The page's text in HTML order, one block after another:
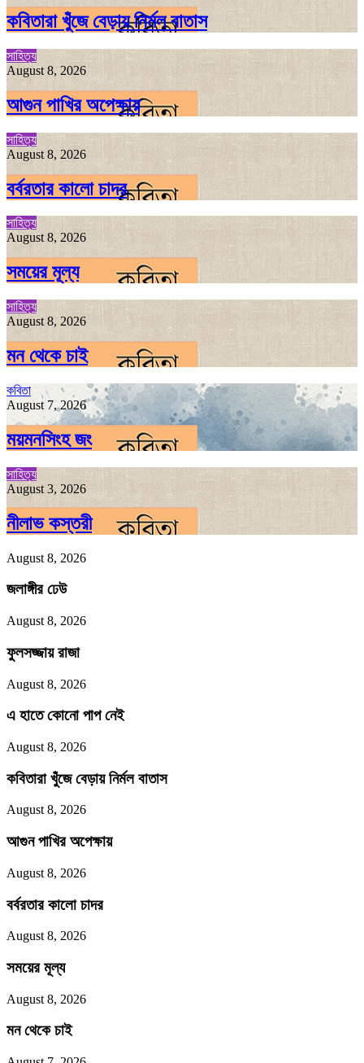
কবিতারা খুঁজে বেড়ায় নির্মল বাতাস
সাহিত্য
August 8, 2026
আগুন পাখির অপেক্ষায়
সাহিত্য
August 8, 2026
বর্বরতার কালো চাদর
সাহিত্য
August 8, 2026
সময়ের মূল্য
সাহিত্য
August 8, 2026
মন থেকে চাই
কবিতা
August 7, 2026
ময়মনসিংহ জং
সাহিত্য
August 3, 2026
নীলাভ কস্তরী
August 8, 2026
জলাঙ্গীর ঢেউ
August 8, 2026
ফুলসজ্জায় রাজা
August 8, 2026
এ হাতে কোনো পাপ নেই
August 8, 2026
কবিতারা খুঁজে বেড়ায় নির্মল বাতাস
August 8, 2026
আগুন পাখির অপেক্ষায়
August 8, 2026
বর্বরতার কালো চাদর
August 8, 2026
সময়ের মূল্য
August 8, 2026
মন থেকে চাই